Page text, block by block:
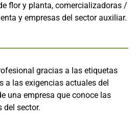
flor y planta, comercializadoras /
y empresas del sector auxiliar.
gracias a las etiquetas
a las exigencias actuales del
una empresa que conoce las
del sector.